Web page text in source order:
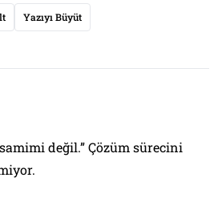
Yazıyı Büyüt
değil.” Çözüm sürecini